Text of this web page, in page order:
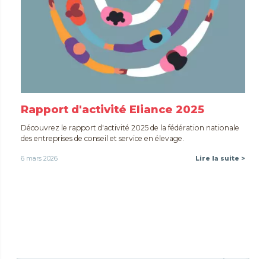
Rapport d'activité Eliance 2025
Découvrez le rapport d'activité 2025 de la fédération nationale
des entreprises de conseil et service en élevage.
6 mars 2026 Lire la suite >